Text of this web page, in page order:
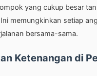
yang cukup besar
memungkinkan setiap
bersama-sama.
Ketenangan di